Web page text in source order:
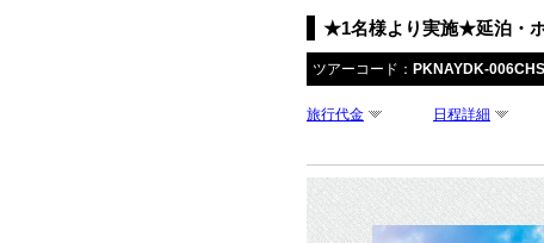
★1名様より実施★延泊・ホ
ツアーコード： PKNAYDK-
旅行代金 日程詳細